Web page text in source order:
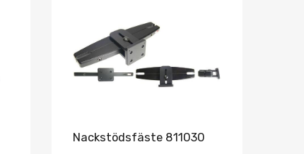
Nackstödsfäste 811030